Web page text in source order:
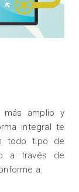
más amplio y
integral te
todo tipo de
o a través de
a: